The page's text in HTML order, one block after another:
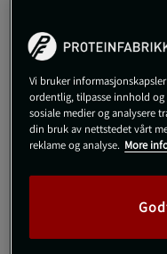
99 kr
Veil.pris99 kr
35-38
Vi bruker
ordentlig, tilpasse innhold
sosiale medier og analysere
din bruk av nettstedet vårt
reklame og analyse. More